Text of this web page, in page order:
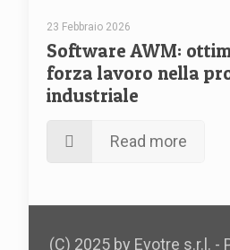
23 Febbraio 2026
Software AWM:
forza lavoro nella
industriale
Read more
(C) 2025 by Evotre s.r.l. -